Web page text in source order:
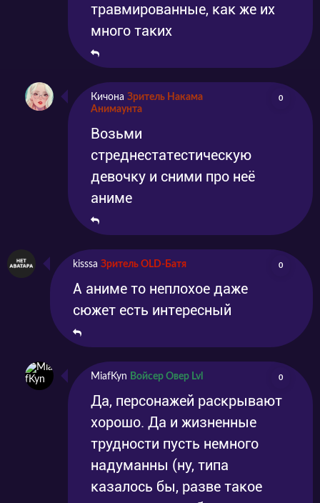
травмированные, как же их
много таких
Кичона Зритель Накама
Анимаунта
0
Возьми
стреднестатестическую
девочку и сними про неё
аниме
kisssa Зритель OLD-Батя 0
А аниме то неплохое даже
сюжет есть интересный
MiafKyn Войсер Овер Lvl 0
Да, персонажей раскрывают
хорошо. Да и жизненные
трудности пусть немного
надуманны (ну, типа
казалось бы, разве такое